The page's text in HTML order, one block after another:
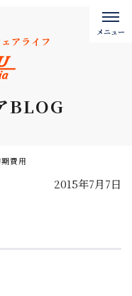
アライフ
BLOG
費用
2015年7月7日